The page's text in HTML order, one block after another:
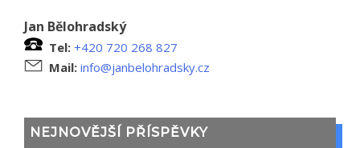
Jan Bělohradský
Tel: +420 720 268 827
Mail: info@janbelohradsky.cz
NEJNOVĚJŠÍ PŘÍSPĚVKY